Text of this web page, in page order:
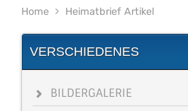
Home Heimatbrief Artikel
VERSCHIEDENES
BILDERGALERIE